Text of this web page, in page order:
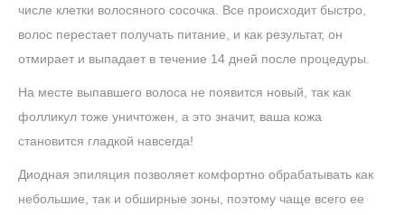
числе клетки волосяного сосочка. Все происходит быстро,
волос перестает получать питание, и как результат, он
отмирает и выпадает в течение 14 дней после процедуры.
На месте выпавшего волоса не появится новый, так как
фолликул тоже уничтожен, а это значит, ваша кожа
становится гладкой навсегда!
Диодная эпиляция позволяет комфортно обрабатывать как
небольшие, так и обширные зоны, поэтому чаще всего ее